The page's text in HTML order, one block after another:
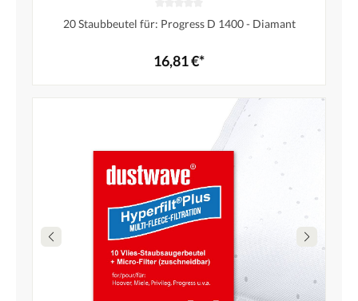
20 Staubbeutel für: Progress D 1400 - Diamant
16,81 €*